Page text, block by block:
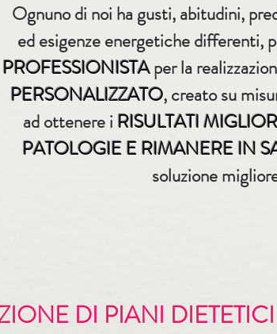
Ognuno di noi ha gusti, abitudini,
ed esigenze energetiche differenti,
PROFESSIONISTAper la
PERSONALIZZATO, creato su
ad ottenere i RISULTATI
PATOLOGIE E RIMANERE IN
soluzione
DI PIANI